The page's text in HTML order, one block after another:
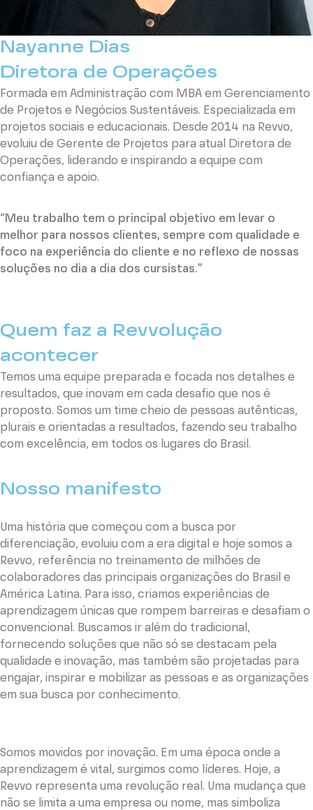
Nayanne Dias
Diretora de Operações
Formada em Administração com MBA em Gerenciamento
de Projetos e Negócios Sustentáveis. Especializada em
projetos sociais e educacionais. Desde 2014 na Revvo,
evoluiu de Gerente de Projetos para atual Diretora de
Operações, liderando e inspirando a equipe com
confiança e apoio.
“Meu trabalho tem o principal objetivo em levar o
melhor para nossos clientes, sempre com qualidade e
foco na experiência do cliente e no reflexo de nossas
soluções no dia a dia dos cursistas.”
Quem faz a Revvolução
acontecer
Temos uma equipe preparada e focada nos detalhes e
resultados, que inovam em cada desafio que nos é
proposto. Somos um time cheio de pessoas autênticas,
plurais e orientadas a resultados, fazendo seu trabalho
com excelência, em todos os lugares do Brasil.
Nosso manifesto
Uma história que começou com a busca por
diferenciação, evoluiu com a era digital e hoje somos a
Revvo, referência no treinamento de milhões de
colaboradores das principais organizações do Brasil e
América Latina. Para isso, criamos experiências de
aprendizagem únicas que rompem barreiras e desafiam o
convencional. Buscamos ir além do tradicional,
fornecendo soluções que não só se destacam pela
qualidade e inovação, mas também são projetadas para
engajar, inspirar e mobilizar as pessoas e as organizações
em sua busca por conhecimento.
Somos movidos por inovação. Em uma época onde a
aprendizagem é vital, surgimos como líderes. Hoje, a
Revvo representa uma revolução real. Uma mudança que
não se limita a uma empresa ou nome, mas simboliza